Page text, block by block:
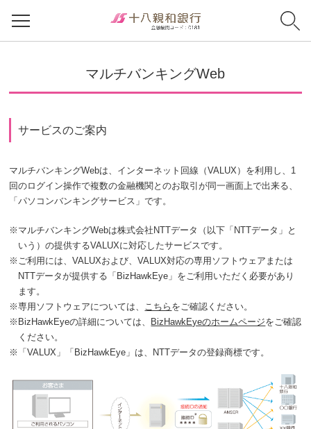
マルチバンキングWeb
サービスのご案内
マルチバンキングWebは、インターネット回線（VALUX）を利用し、1
回のログイン操作で複数の金融機関とのお取引が同一画面上で出来る、
「パソコンバンキングサービス」です。
※ マルチバンキングWebは株式会社NTTデータ（以下「NTTデータ」と
いう）の提供するVALUXに対応したサービスです。
※ ご利用には、VALUXおよび、VALUX対応の専用ソフトウェアまたは
NTTデータが提供する「BizHawkEye」をご利用いただく必要があり
ます。
※専用ソフトウェアについては、 こちら をご確認ください。
※ BizHawkEyeの詳細については、 BizHawkEyeのホームページをご確認
ください。
※ 「VALUX」「BizHawkEye」は、NTTデータの登録商標です。